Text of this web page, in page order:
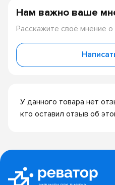
У данного товара нет
кто оставил отзыв об
Нам важно ваше
Расскажите своё мнение о